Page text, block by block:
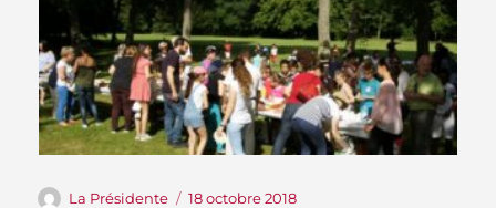
Auteur
La Présidente
Publié
18 octobre 2018